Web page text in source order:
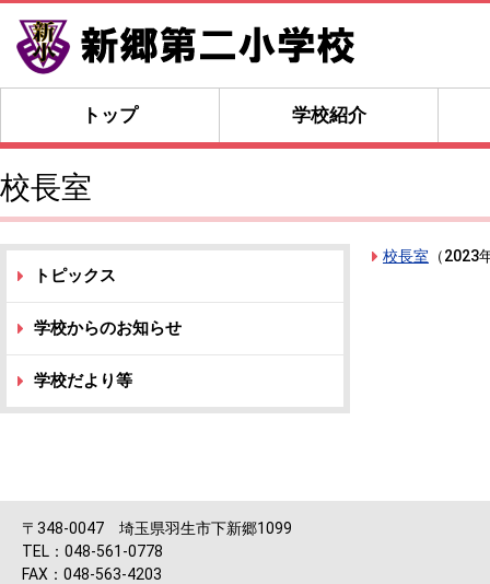
トップ 学校紹介
校長室
校長室 （2023
トピックス
学校からのお知らせ
学校だより等
〒348-0047 埼玉県羽生市下新郷1099
TEL：048-561-0778
FAX：048-563-4203